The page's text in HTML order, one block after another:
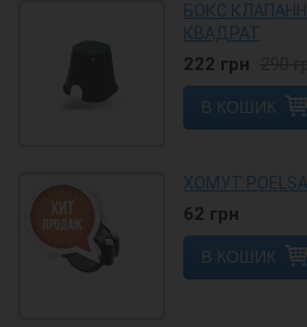
БОКС
КВАДРАТ
222 грн
В КОШИК
ХОМУТ
62 грн
В КОШИК